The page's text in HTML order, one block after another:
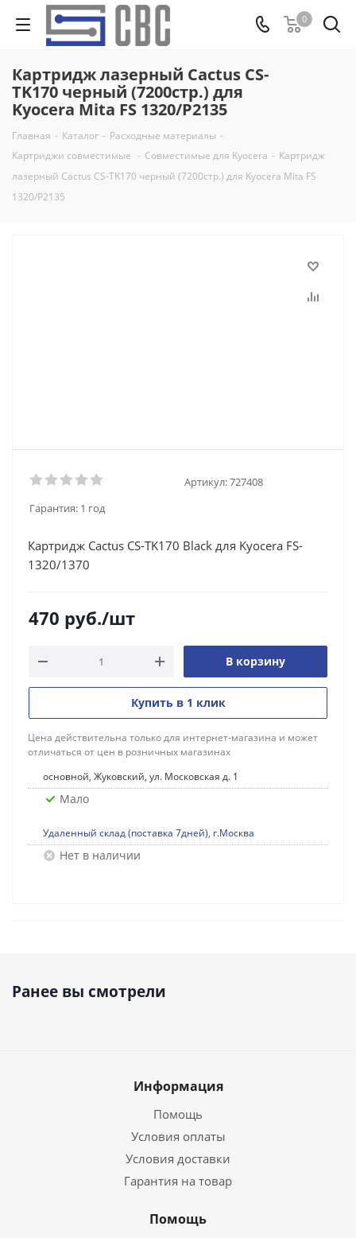
0
Картридж лазерный Cactus CS-
TK170 черный (7200стр.) для
Kyocera Mita FS 1320/P2135
Главная - Каталог - Расходные материалы -
Картриджи совместимые - Совместимые для Kyocera - Картридж
лазерный Cactus CS-TK170 черный (7200стр.) для Kyocera Mita FS
1320/P2135
Артикул:727408
Гарантия: 1 год
Картридж Cactus CS-TK170 Black для Kyocera FS-
1320/1370
470 руб./шт
В корзину
Купить в 1 клик
Цена действительна только для интернет-магазина и может
отличаться от цен в розничных магазинах
основной, Жуковский, ул. Московская д. 1
Мало
Удаленный склад (поставка 7дней), г.Москва
Нет в наличии
Ранее вы смотрели
Информация
Помощь
Условия оплаты
Условия доставки
Гарантия на товар
Помощь